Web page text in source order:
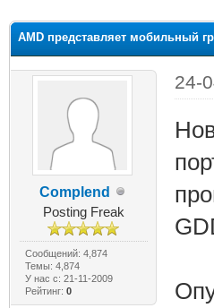
AMD представляет мобильный
Complend
Posting Freak
Сообщений: 4,874
Темы: 4,874
У нас с: 21-11-2009
Рейтинг: 0
24-